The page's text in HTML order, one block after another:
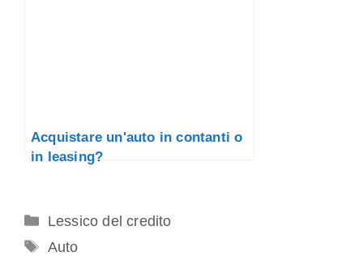
Acquistare un'auto in contanti o
in leasing?
Categorie
Lessico del credito
Tag
Auto